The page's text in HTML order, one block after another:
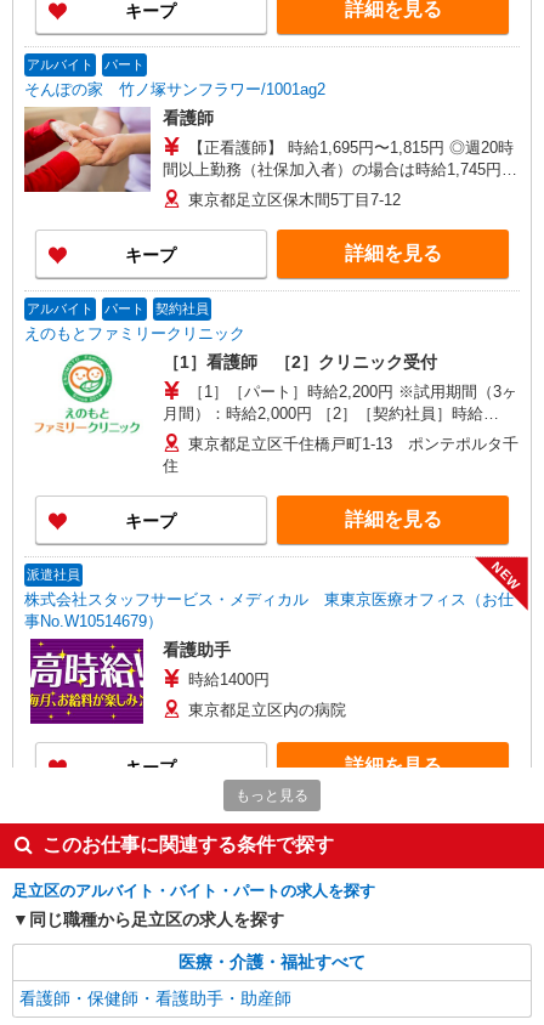
月平均的に支払われる手当を含みます。 ◎月給は
経験により異なります。 ◎残業時は別途時間外手
年支給
キープ 詳細を見る
アルバイト パート
そんぽの家 竹ノ塚サンフラワー/1001ag2
看護師
【正看護師】 時給1,695円〜1,815円 ◎週20時
間以上勤務（社保加入者）の場合は時給1,745円〜
1,865円 【准看護師】 時給1,395円〜1,515円 ◎週
20時間以上勤務（社保加入者）の場合は時給1,445
円〜1,565円 ※各種手当込 ※時給は経験により異
なる
東京都足立区保木間5丁目7-12
キープ 詳細を見る
アルバイト パート 契約社員
えのもとファミリークリニック
［1］看護師 ［2］クリニック受付
［1］［パート］時給2,200円 ※試用期間（3ヶ
月間）：時給2,000円 ［2］［契約社員］時給
1,226円〜1,500円 ※医療事務経験年数により異な
る ※試用期間（3ヶ月間）：時給1,226円〜1,400
円
東京都足立区千住橋戸町1-13 ポンテポルタ千
住
キープ 詳細を見る
派遣社員
株式会社スタッフサービス・メディカル 東東京医療オフィス（お仕
事No.W10514679）
NEW
看護助手
時給1400円
東京都足立区内の病院
キープ 詳細を見る
派遣社員
株式会社スタッフサービス・メディカル 東東京医療オフィス（お仕
事No.W10434188）
NEW
看護助手
時給1500円
東京都足立区内の病院
キープ 詳細を見る
もっと見る
このお仕事に関連する条件で探す
足立区のアルバイト・バイト・パートの求人を探す
同じ職種から足立区の求人を探す
医療・介護・福祉すべて
看護師・保健師・看護助手・助産師